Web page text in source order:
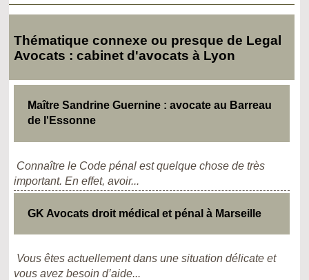
Thématique connexe ou presque de Legal
Avocats : cabinet d'avocats à Lyon
Maître Sandrine Guernine : avocate au Barreau
de l'Essonne
Connaître le Code pénal est quelque chose de très
important. En effet, avoir...
GK Avocats droit médical et pénal à Marseille
Vous êtes actuellement dans une situation délicate et
vous avez besoin d’aide...